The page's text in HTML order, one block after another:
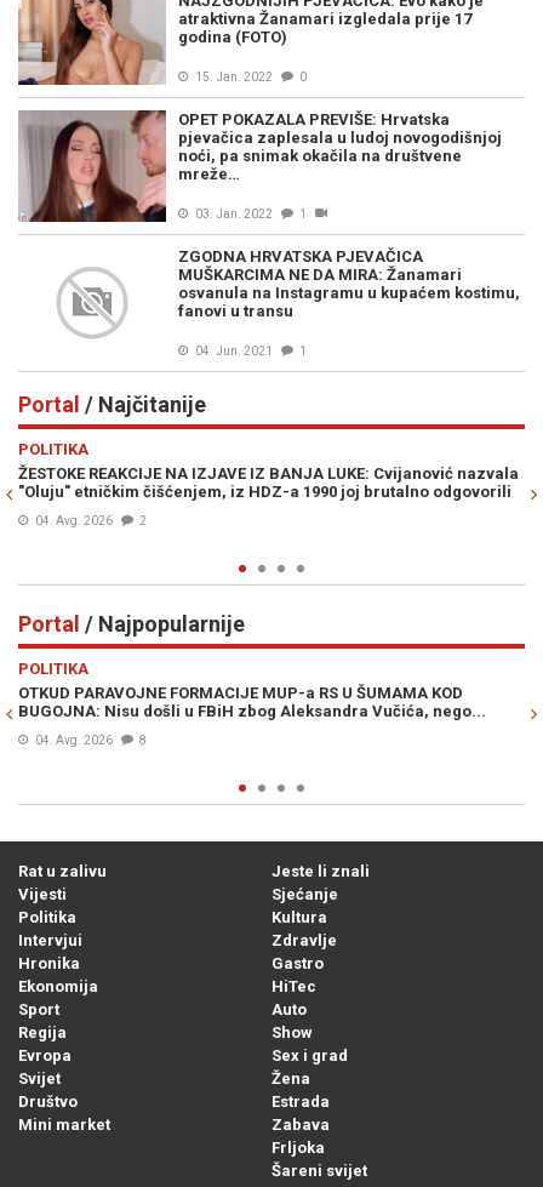
atraktivna Žanamari izgledala prije 17
godina (FOTO)
15. Jan. 2022 0
OPET POKAZALA PREVIŠE: Hrvatska
pjevačica zaplesala u ludoj novogodišnjoj
noći, pa snimak okačila na društvene
mreže…
03. Jan. 2022 1
ZGODNA HRVATSKA PJEVAČICA
MUŠKARCIMA NE DA MIRA: Žanamari
osvanula na Instagramu u kupaćem kostimu,
fanovi u transu
04. Jun. 2021 1
Portal / Najčitanije
POLITIKA
ŽESTOKE REAKCIJE NA IZJAVE IZ BANJA LUKE: Cvijanović nazvala
"Oluju" etničkim čišćenjem, iz HDZ-a 1990 joj brutalno odgovorili
04. Avg. 2026 2
Portal / Najpopularnije
POLITIKA
OTKUD PARAVOJNE FORMACIJE MUP-a RS U ŠUMAMA KOD
BUGOJNA: Nisu došli u FBiH zbog Aleksandra Vučića, nego...
04. Avg. 2026 8
Rat u zalivu
Vijesti
Politika
Intervjui
Hronika
Ekonomija
Sport
Regija
Evropa
Svijet
Društvo
Mini market
Jeste li znali
Sjećanje
Kultura
Zdravlje
Gastro
HiTec
Auto
Show
Sex i grad
Žena
Estrada
Zabava
Frljoka
Šareni svijet